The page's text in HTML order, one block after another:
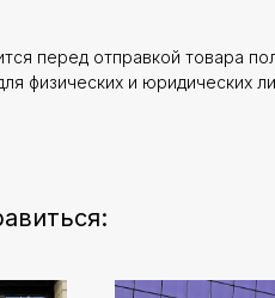
перед отправкой товара
физических и юридических